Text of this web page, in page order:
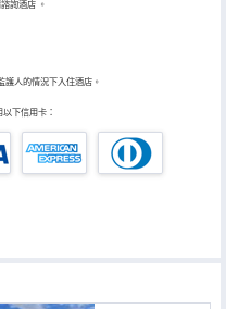
詢酒店 。
護人的情況下入住酒店。
下信用卡：